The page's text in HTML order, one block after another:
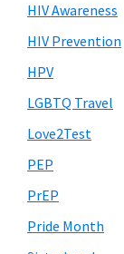
HIV Awareness
HIV Prevention
HPV
LGBTQ Travel
Love2Test
PEP
PrEP
Pride Month